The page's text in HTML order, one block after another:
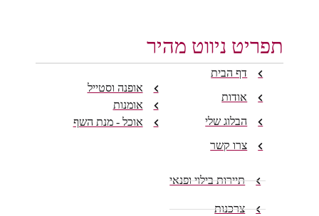
תפריט ניווט מהיר
דף הבית
אודות
הבלוג שלי
צרו קשר
אופנה וסטייל
אומנות
אוכל - מנת השף
תיירות בילוי ופנאי
צרכנות